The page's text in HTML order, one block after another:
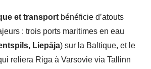
et transport bénéficie d’atouts
: trois ports maritimes en eau
Liepāja) sur la Baltique, et le
reliera Riga à Varsovie via Tallinn